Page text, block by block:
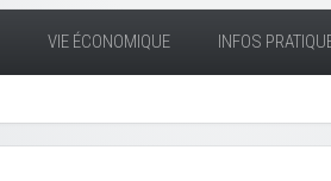
VIE ÉCONOMIQUE INFOS